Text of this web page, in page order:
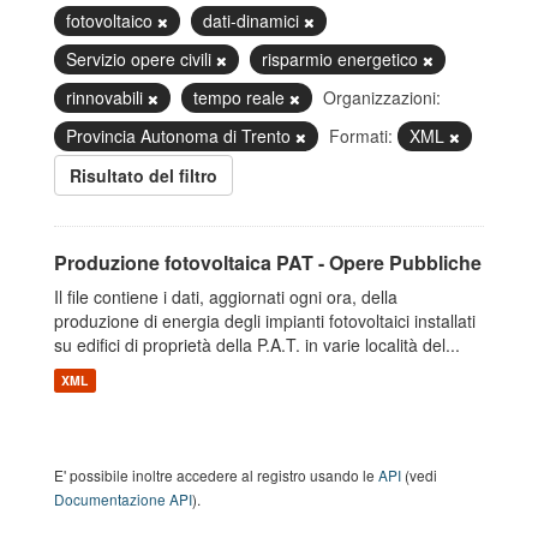
fotovoltaico
dati-dinamici
Servizio opere civili
risparmio energetico
rinnovabili
tempo reale
Organizzazioni:
Provincia Autonoma di Trento
Formati:
XML
Risultato del filtro
Produzione fotovoltaica PAT - Opere Pubbliche
Il file contiene i dati, aggiornati ogni ora, della
produzione di energia degli impianti fotovoltaici installati
su edifici di proprietà della P.A.T. in varie località del...
XML
E' possibile inoltre accedere al registro usando le API (vedi
Documentazione API).